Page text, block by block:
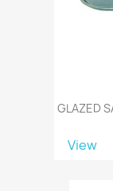
GLAZED
View